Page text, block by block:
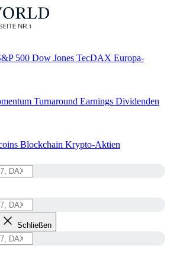
500 Dow Jones TecDAX Europa-
Turnaround Earnings Dividenden
Blockchain Krypto-Aktien
Schließen